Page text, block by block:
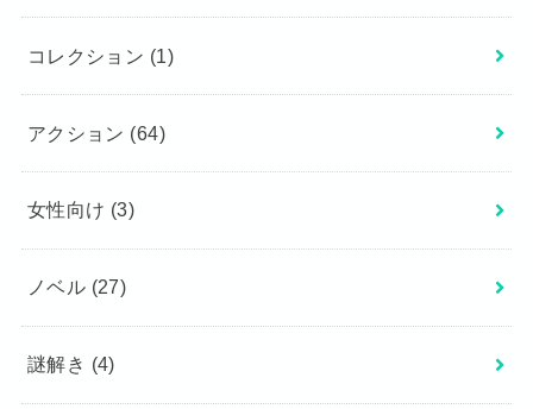
コレクション (1)
アクション (64)
女性向け (3)
ノベル (27)
謎解き (4)